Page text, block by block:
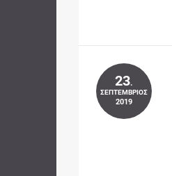
23.
ΣΕΠΤΈΜΒΡΙΟΣ
2019